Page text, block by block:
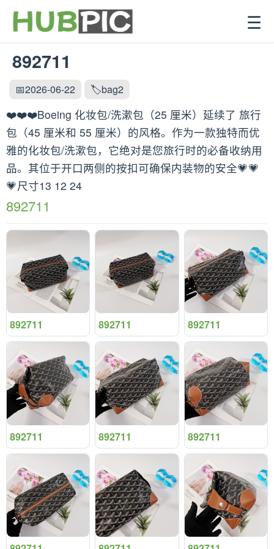
☰
892711
📅2026-06-22 🏷️bag2
❤️❤️❤️Boeing 化妆包/洗漱包（25 厘米）延续了 旅行
包（45 厘米和 55 厘米）的风格。作为一款独特而优
雅的化妆包/洗漱包，它绝对是您旅行时的必备收纳用
品。其位于开口两侧的按扣可确保内装物的安全💗💗
💗尺寸13 12 24
892711
892711 892711 892711
892711 892711 892711